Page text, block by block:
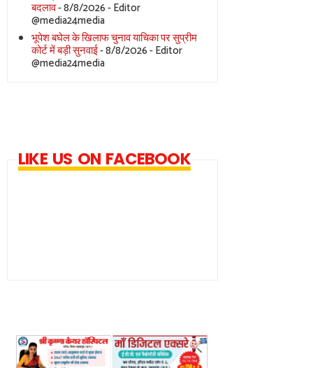
बदलाव- 8/8/2026- Editor
@media24media
भूपेश बघेल के खिलाफ चुनाव याचिका पर सुप्रीम
कोर्ट में बड़ी सुनवाई- 8/8/2026- Editor
@media24media
LIKE US ON FACEBOOK